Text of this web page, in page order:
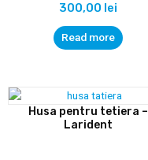
300,00 lei
Read more
Husa pentru tetiera –
Larident